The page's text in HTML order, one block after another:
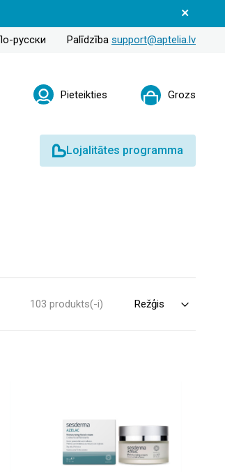
русски Palīdzība support@aptelia.lv
Pieteikties Grozs
Lojalitātes programma
103 produkts(-i)